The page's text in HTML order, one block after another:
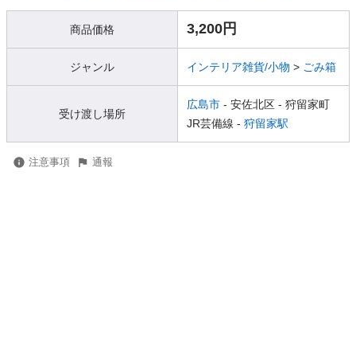
商品価格 3,200円
ジャンル インテリア雑貨/小物 > ごみ箱
受け渡し場所
広島市 - 安佐北区 - 狩留家町
JR芸備線 - 狩留家駅
注意事項 通報